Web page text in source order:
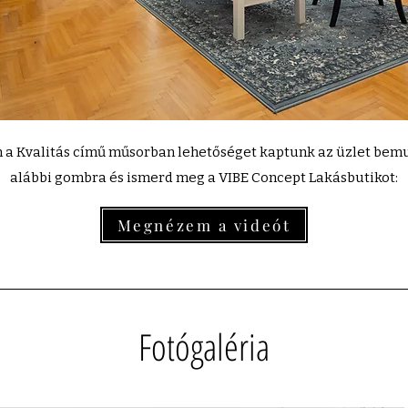
a Kvalitás című műsorban lehetőséget kaptunk az üzlet
alábbi gombra és ismerd meg a VIBE Concept Lakásbutikot:
Megnézem a videót
Fotógaléria